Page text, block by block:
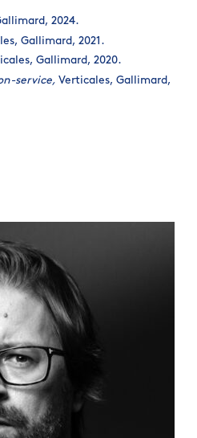
2024.
Gallimard, 2021.
Gallimard, 2020.
service, Verticales, Gallimard,